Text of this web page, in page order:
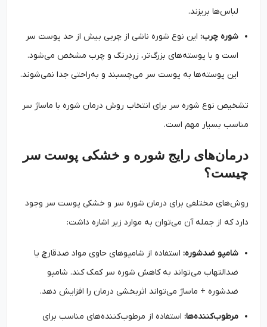
لباس‌ها بریزند.
شوره چرب:این نوع شوره ناشی از چربی بیش از حد پوست سر
است و با پوسته‌های بزرگ‌تر، زردرنگ و چرب مشخص می‌شود.
این پوسته‌ها به پوست سر می‌چسبند و به‌راحتی جدا نمی‌شوند.
تشخیص نوع شوره سر برای انتخاب روش درمان شوره با ماساژ سر
مناسب بسیار مهم است.
درمان‌های رایج شوره و خشکی پوست سر
چیست؟
روش‌های مختلفی برای درمان شوره سر و خشکی پوست سر وجود
دارد که از جمله آن می‌توان به موارد زیر اشاره داشت:
شامپو ضدشوره:استفاده از شامپوهای حاوی مواد ضدقارچ یا
ضدالتهاب می‌تواند به کاهش شوره سر کمک کند. شامپو
ضدشوره + ماساژ می‌تواند اثربخشی درمان را افزایش دهد.
مرطوب‌کننده‌ها:استفاده از مرطوب‌کننده‌های مناسب برای